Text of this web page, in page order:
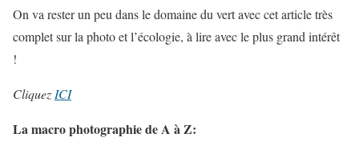
On va rester un peu dans le domaine du vert avec cet article très
complet sur la photo et l’écologie, à lire avec le plus grand intérêt
!
Cliquez ICI
La macro photographie de A à Z: